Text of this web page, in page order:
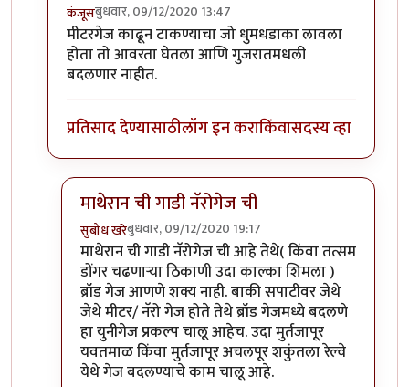
कंजूसबुधवार, 09/12/2020 13:47
In reply toनॅरोगेज ट्रेन...byहेमंतकुमार
मीटरगेज काढून टाकण्याचा जो धुमधडाका लावला
होता तो आवरता घेतला आणि गुजरातमधली
बदलणार नाहीत.
प्रतिसाद देण्यासाठीलॉग इन कराकिंवासदस्य व्हा
माथेरान ची गाडी नॅरोगेज ची
सुबोध खरेबुधवार, 09/12/2020 19:17
In reply toमाथेरानची आहेच.byकंजूस
माथेरान ची गाडी नॅरोगेज ची आहे तेथे( किंवा तत्सम
डोंगर चढणाऱ्या ठिकाणी उदा काल्का शिमला )
ब्रॉड गेज आणणे शक्य नाही. बाकी सपाटीवर जेथे
जेथे मीटर/ नॅरो गेज होते तेथे ब्रॉड गेजमध्ये बदलणे
हा युनीगेज प्रकल्प चालू आहेच. उदा मुर्तजापूर
यवतमाळ किंवा मुर्तजापूर अचलपूर शकुंतला रेल्वे
येथे गेज बदलण्याचे काम चालू आहे.